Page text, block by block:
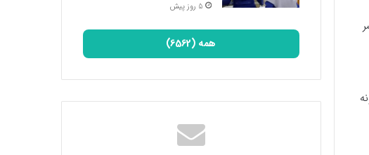
5 روز پیش
همه (6562)